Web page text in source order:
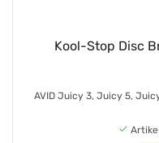
Kool-Stop Disc
AVID Juicy 3, Juicy 5,